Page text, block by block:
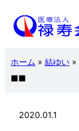
ス
キ
ホーム » 結ゆい »
■■
2020.01.1